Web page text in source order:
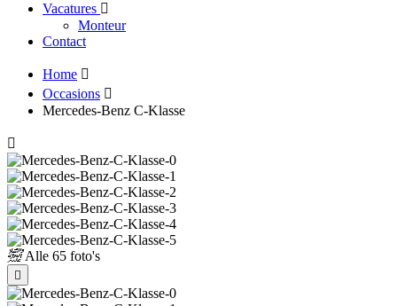
Vacatures
Monteur
Contact
Home
Occasions
Mercedes-Benz C-Klasse
Alle 65 foto's